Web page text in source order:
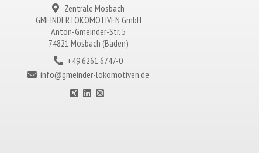
Zentrale Mosbach
GMEINDER LOKOMOTIVEN GmbH
Anton-Gmeinder-Str. 5
74821 Mosbach (Baden)
+49 6261 6747-0
info@gmeinder-lokomotiven.de